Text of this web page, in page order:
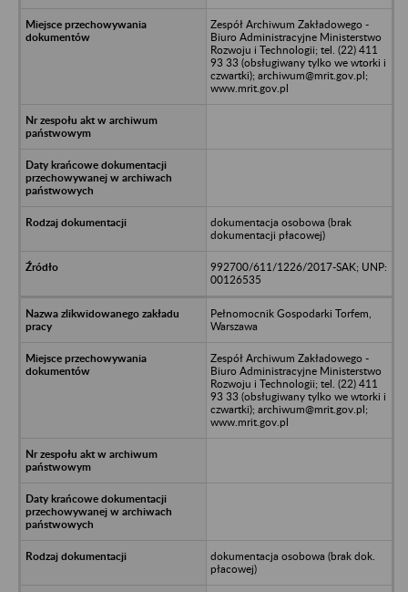
Zespół Archiwum Zakładowego -
Biuro Administracyjne Ministerstwo
Rozwoju i Technologii; tel. (22) 411
93 33 (obsługiwany tylko we wtorki i
czwartki); archiwum@mrit.gov.pl;
www.mrit.gov.pl
dokumentacja osobowa (brak
dokumentacji płacowej)
992700/611/1226/2017-SAK; UNP:
00126535
Pełnomocnik Gospodarki Torfem,
Warszawa
Zespół Archiwum Zakładowego -
Biuro Administracyjne Ministerstwo
Rozwoju i Technologii; tel. (22) 411
93 33 (obsługiwany tylko we wtorki i
czwartki); archiwum@mrit.gov.pl;
www.mrit.gov.pl
dokumentacja osobowa (brak dok.
płacowej)